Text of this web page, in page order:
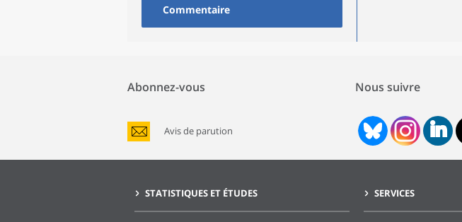
Commentaire
Abonnez-vous
Avis de parution
Nous suivre
STATISTIQUES ET ÉTUDES SERVICES